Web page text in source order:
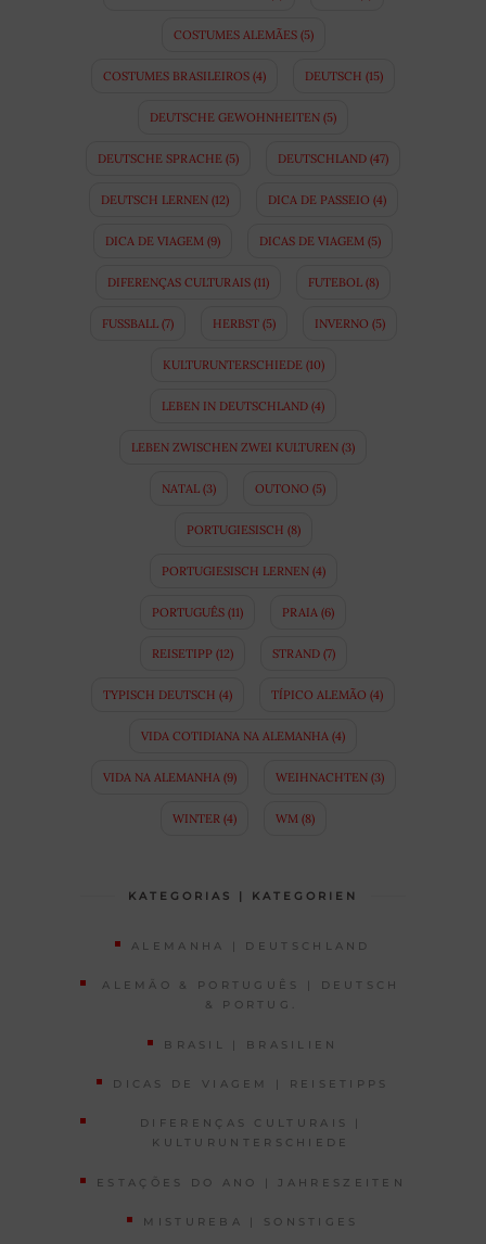
COSTUMES ALEMÃES(5)
COSTUMES BRASILEIROS (4) DEUTSCH (15)
DEUTSCHE GEWOHNHEITEN (5)
DEUTSCHE SPRACHE (5) DEUTSCHLAND (47)
DEUTSCH LERNEN(12) DICA DE PASSEIO (4)
DICA DE VIAGEM (9) DICAS DE VIAGEM (5)
DIFERENÇAS CULTURAIS (11) FUTEBOL (8)
FUSSBALL (7) HERBST(5) INVERNO (5)
KULTURUNTERSCHIEDE(10)
LEBEN IN DEUTSCHLAND (4)
LEBEN ZWISCHEN ZWEI KULTUREN (3)
NATAL(3) OUTONO (5)
PORTUGIESISCH (8)
PORTUGIESISCH LERNEN(4)
PORTUGUÊS (11) PRAIA (6)
REISETIPP(12) STRAND(7)
TYPISCH DEUTSCH (4) TÍPICO ALEMÃO (4)
VIDA COTIDIANA NA ALEMANHA (4)
VIDA NA ALEMANHA(9) WEIHNACHTEN(3)
WINTER(4) WM(8)
KATEGORIAS | KATEGORIEN
ALEMANHA | DEUTSCHLAND
ALEMÃO & PORTUGUÊS | DEUTSCH
& PORTUG.
BRASIL | BRASILIEN
DICAS DE VIAGEM | REISETIPPS
DIFERENÇAS CULTURAIS |
KULTURUNTERSCHIEDE
ESTAÇÕES DO ANO | JAHRESZEITEN
MISTUREBA | SONSTIGES